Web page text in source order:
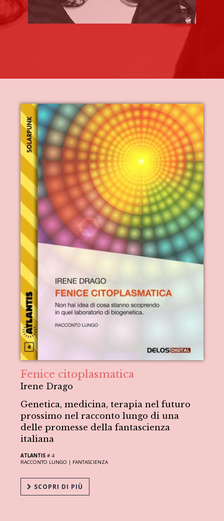
Fenice citoplasmatica
Irene Drago
Genetica, medicina, terapia nel futuro
prossimo nel racconto lungo di una
delle promesse della fantascienza
italiana
ATLANTIS # 4
RACCONTO LUNGO | FANTASCIENZA
SCOPRI DI PIÙ